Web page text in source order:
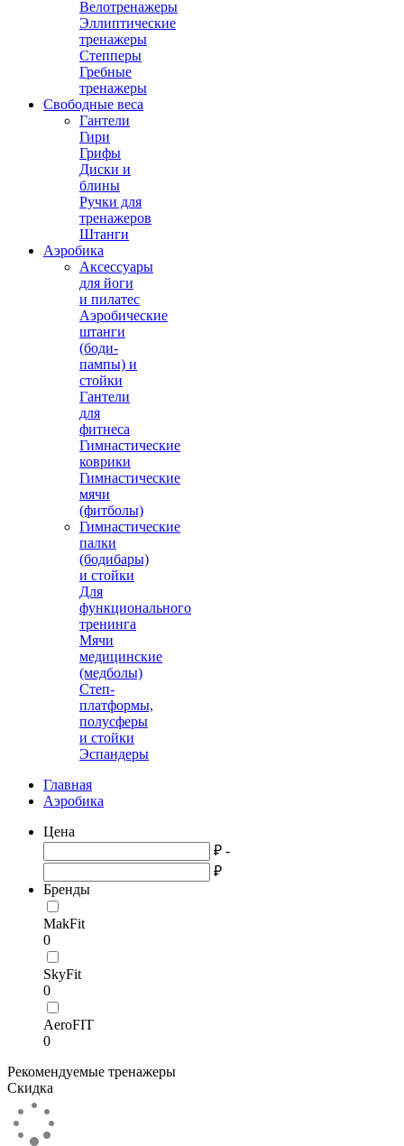
Велотренажеры
Эллиптические
тренажеры
Степперы
Гребные
тренажеры
Свободные веса
Гантели
Гири
Грифы
Диски и
блины
Ручки для
тренажеров
Штанги
Аэробика
Аксессуары
для йоги
и пилатес
Аэробические
штанги
(боди-
пампы) и
стойки
Гантели
для
фитнеса
Гимнастические
коврики
Гимнастические
мячи
(фитболы)
Гимнастические
палки
(бодибары)
и стойки
Для
функционального
тренинга
Мячи
медицинские
(медболы)
Степ-
платформы,
полусферы
и стойки
Эспандеры
Главная
Аэробика
Цена
₽ -
₽
Бренды
MakFit
0
SkyFit
0
AeroFIT
0
Рекомендуемые тренажеры
Скидка